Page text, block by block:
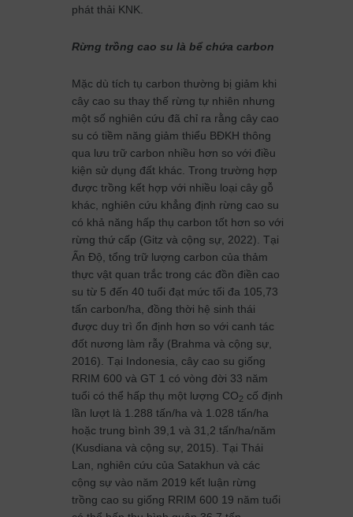
phát thải KNK.
Rừng trồng cao su là bể chứa carbon
Mặc dù tích tụ carbon thường bị giảm khi
cây cao su thay thế rừng tự nhiên nhưng
một số nghiên cứu đã chỉ ra rằng cây cao
su có tiềm năng giảm thiểu BĐKH thông
qua lưu trữ carbon nhiều hơn so với điều
kiện sử dụng đất khác. Trong trường hợp
được trồng kết hợp với nhiều loại cây gỗ
khác, nghiên cứu khẳng định rừng cao su
có khả năng hấp thụ carbon tốt hơn so với
rừng thứ cấp (Gitz và cộng sự, 2022). Tại
Ấn Độ, tổng trữ lượng carbon của thảm
thực vật quan trắc trong các đồn điền cao
su từ 5 đến 40 tuổi đạt mức tối đa 105,73
tấn carbon/ha, đồng thời hệ sinh thái
được duy trì ổn định hơn so với canh tác
đốt nương làm rẫy (Brahma và cộng sự,
2016). Tại Indonesia, cây cao su giống
RRIM 600 và GT 1 có vòng đời 33 năm
tuổi có thể hấp thụ một lượng CO2 cố định
lần lượt là 1.288 tấn/ha và 1.028 tấn/ha
hoặc trung bình 39,1 và 31,2 tấn/ha/năm
(Kusdiana và cộng sự, 2015). Tại Thái
Lan, nghiên cứu của Satakhun và các
cộng sự vào năm 2019 kết luận rừng
trồng cao su giống RRIM 600 19 năm tuổi